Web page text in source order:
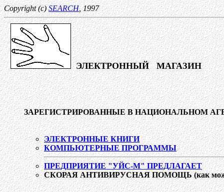
Copyright (c)SEARCH, 1997
ЭЛЕКТРОННЫЙ МАГАЗИН
ЗАРЕГИСТРИРОВАННЫЕ В НАЦИОНАЛЬНОМ
ЭЛЕКТРОННЫЕ КНИГИ
КОМПЬЮТЕРНЫЕ ПРОГРАММЫ
ПРЕДПРИЯТИЕ "УЙС-М" ПРЕДЛАГАЕТ
СКОРАЯ АНТИВИРУСНАЯ ПОМОЩЬ (как